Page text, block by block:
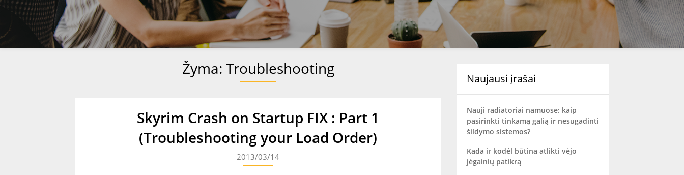
Žyma: Troubleshooting
Skyrim Crash on Startup FIX : Part 1
(Troubleshooting your Load Order)
2013/03/14
Naujausi įrašai
Nauji radiatoriai namuose: kaip
pasirinkti tinkamą galią ir nesugadinti
šildymo sistemos?
Kada ir kodėl būtina atlikti vėjo
jėgainių patikrą